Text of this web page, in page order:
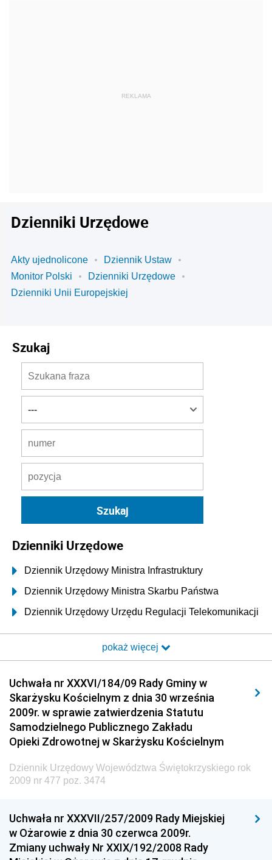
Dzienniki Urzędowe
Akty ujednolicone
Dziennik Ustaw
Monitor Polski
Dzienniki Urzędowe
Dzienniki Unii Europejskiej
Szukaj
Dzienniki Urzędowe
Dziennik Urzędowy Ministra Infrastruktury
Dziennik Urzędowy Ministra Skarbu Państwa
Dziennik Urzędowy Urzędu Regulacji Telekomunikacji
Dziennik Urzędowy Ministra Transportu i Budownictwa
Elektronicznej
Dziennik Urzędowy Ministra Spraw Wewnętrznych i
Administracji
Dziennik Urzędowy Ministra Transportu
Dziennik Urzędowy Ministra Budownictwa
Dziennik Urzędowy Ministra Nauki i Szkolnictwa
Dziennik Urzędowy Głównego Urzędu Miar
Dziennik Urzędowy Ministra Rolnictwa i Rozwoju Wsi
Dziennik Urzędowy Ministra Edukacji Narodowej i
pokaż więcej
Uchwała nr XXXVI/184/09 Rady Gminy w
Skarżysku Kościelnym z dnia 30 września
2009r. w sprawie zatwierdzenia Statutu
Samodzielnego Publicznego Zakładu
Opieki Zdrowotnej w Skarżysku Kościelnym
Dziennik Urzędowy Województwa Świętokrzyskiego rok
2009 nr 477 poz. 3474
Uchwała nr XXXVII/257/2009 Rady Miejskiej
w Ożarowie z dnia 30 czerwca 2009r.
Zmiany uchwały Nr XXIX/192/2008 Rady